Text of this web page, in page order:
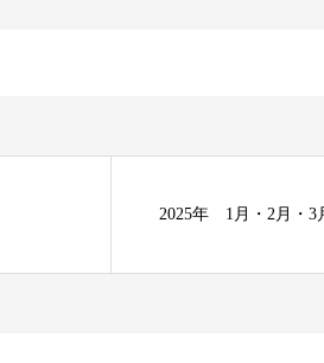
2025年 1月・2月・